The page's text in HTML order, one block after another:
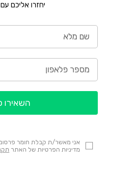
יחזרו אליכם
אני מאשר/ת קבלת חומר
מדיניות הפרטיות של האתר
השאירו